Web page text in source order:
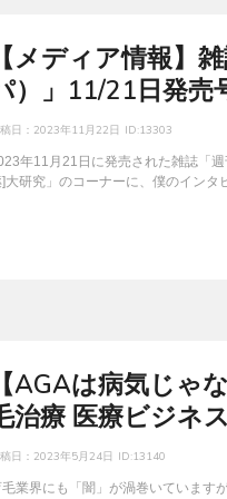
【メディア情報】
）」11/21日発売
日： 2023年11月22日 ID:13303
年11月21日に発売された雑誌「
]大研究」のコーナーに、僕のイン
【AGAは病気じゃ
治療 医療ビジネ
日： 2023年5月24日 ID:13140
業界にも「闇」が渦巻いています